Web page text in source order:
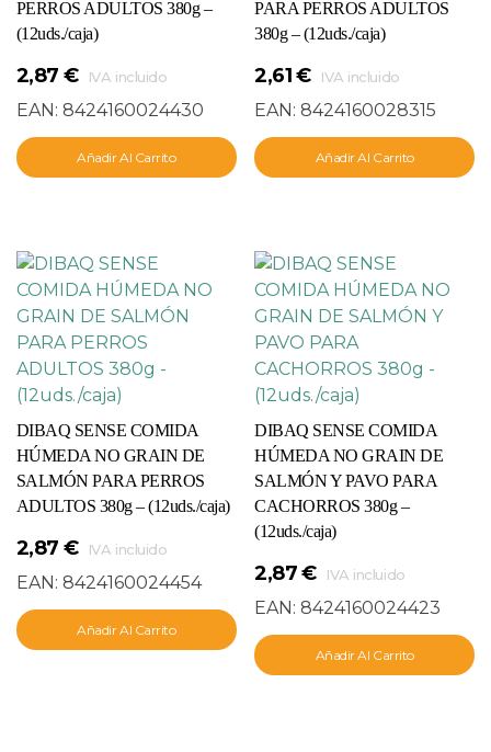
PERROS ADULTOS 380g –
(12uds./caja)
2,87 € IVA incluido
EAN: 8424160024430
Añadir Al Carrito
PARA PERROS ADULTOS
380g – (12uds./caja)
2,61€ IVA incluido
EAN:8424160028315
Añadir Al Carrito
DIBAQ SENSE COMIDA
HÚMEDA NO GRAIN DE
SALMÓN PARA PERROS
ADULTOS 380g – (12uds./caja)
2,87 € IVA incluido
EAN: 8424160024454
Añadir Al Carrito
DIBAQ SENSE COMIDA
HÚMEDA NO GRAIN DE
SALMÓN Y PAVO PARA
CACHORROS 380g –
(12uds./caja)
2,87€ IVA incluido
EAN:8424160024423
Añadir Al Carrito